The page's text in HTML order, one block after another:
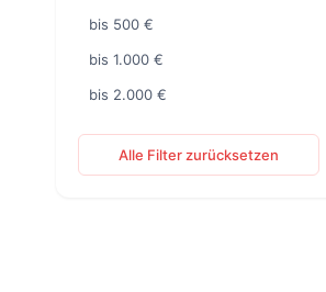
Flashforge
FLSUN (4)
LDO Motors
Phrozen (1)
bis 500 €
bis 1.000 €
bis 2.000 €
Alle Filter zurücksetzen